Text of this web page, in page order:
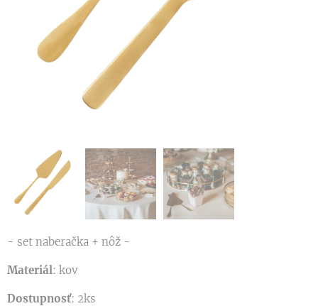
- set naberačka + nôž -
Materiál : kov
Dostupnosť: 2ks